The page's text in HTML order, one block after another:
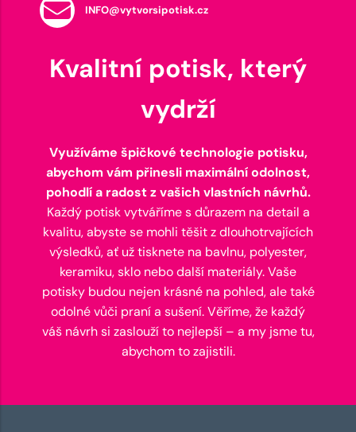
INFO@vytvorsipotisk.cz
Kvalitní potisk, který
vydrží
Využíváme špičkové technologie potisku,
abychom vám přinesli maximální odolnost,
pohodlí a radost z vašich vlastních návrhů.
Každý potisk vytváříme s důrazem na detail a
kvalitu, abyste se mohli těšit z dlouhotrvajících
výsledků, ať už tisknete na bavlnu, polyester,
keramiku, sklo nebo další materiály. Vaše
potisky budou nejen krásné na pohled, ale také
odolné vůči praní a sušení. Věříme, že každý
váš návrh si zaslouží to nejlepší – a my jsme tu,
abychom to zajistili.